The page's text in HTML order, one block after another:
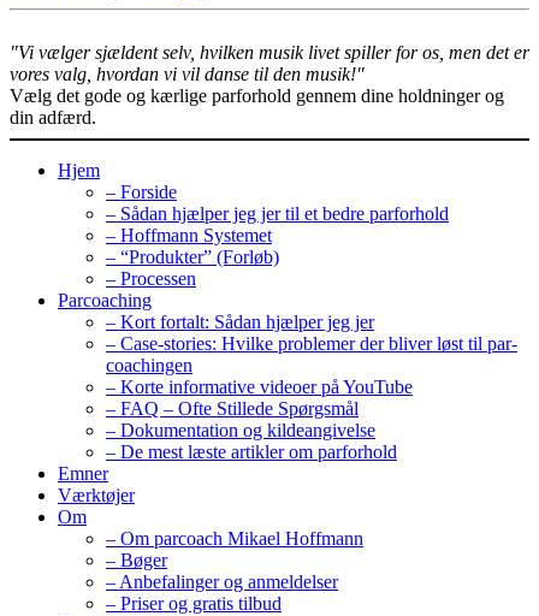
"Vi vælger sjældent selv, hvilken musik livet spiller for os, men det er
vores valg, hvordan vi vil danse til den musik!"
Vælg det gode og kærlige parforhold gennem dine holdninger og
din adfærd.
Hjem
– Forside
– Sådan hjælper jeg jer til et bedre parforhold
– Hoffmann Systemet
– “Produkter” (Forløb)
– Processen
Parcoaching
– Kort fortalt: Sådan hjælper jeg jer
– Case-stories: Hvilke problemer der bliver løst til par-
coachingen
– Korte informative videoer på YouTube
– FAQ – Ofte Stillede Spørgsmål
– Dokumentation og kildeangivelse
– De mest læste artikler om parforhold
Emner
Værktøjer
Om
– Om parcoach Mikael Hoffmann
– Bøger
– Anbefalinger og anmeldelser
– Priser og gratis tilbud